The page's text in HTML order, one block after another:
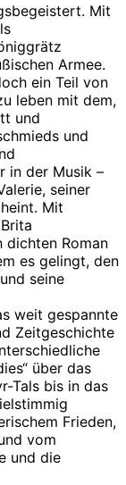
Mit
Armee.
ein Teil von
leben mit dem,
und
und
in der Musik –
seiner
Mit
dichten Roman
es gelingt, den
seine
weit gespannte
Zeitgeschichte
über das
Tals bis in das
Frieden,
vom
und die